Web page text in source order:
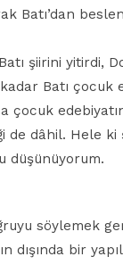
Batı’dan
şiirini yitirdi,
Batı çocuk
çocuk
de dâhil. Hele
düşünüyorum.
söylemek
dışında bir